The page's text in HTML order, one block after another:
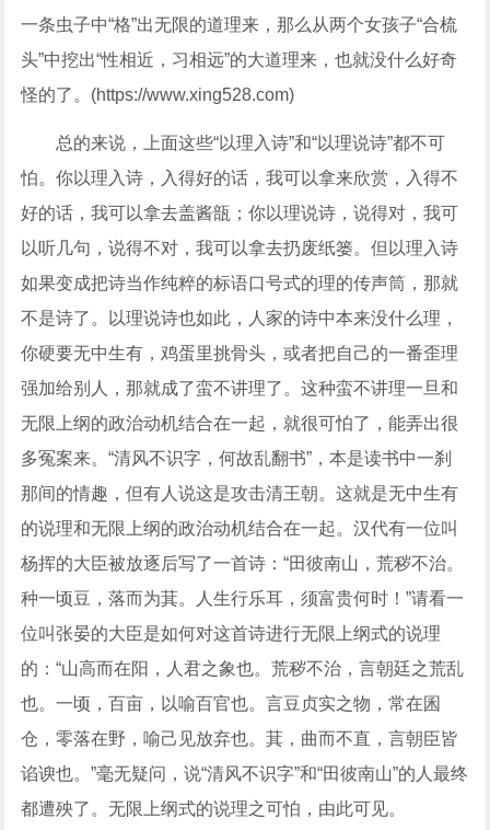
一条虫子中“格”出无限的道理来，那么从两个女孩子“合梳
头”中挖出“性相近，习相远”的大道理来，也就没什么好奇
怪的了。(https://www.xing528.com)
总的来说，上面这些“以理入诗”和“以理说诗”都不可
怕。你以理入诗，入得好的话，我可以拿来欣赏，入得不
好的话，我可以拿去盖酱瓿；你以理说诗，说得对，我可
以听几句，说得不对，我可以拿去扔废纸篓。但以理入诗
如果变成把诗当作纯粹的标语口号式的理的传声筒，那就
不是诗了。以理说诗也如此，人家的诗中本来没什么理，
你硬要无中生有，鸡蛋里挑骨头，或者把自己的一番歪理
强加给别人，那就成了蛮不讲理了。这种蛮不讲理一旦和
无限上纲的政治动机结合在一起，就很可怕了，能弄出很
多冤案来。“清风不识字，何故乱翻书”，本是读书中一刹
那间的情趣，但有人说这是攻击清王朝。这就是无中生有
的说理和无限上纲的政治动机结合在一起。汉代有一位叫
杨挥的大臣被放逐后写了一首诗：“田彼南山，荒秽不治。
种一顷豆，落而为萁。人生行乐耳，须富贵何时！”请看一
位叫张晏的大臣是如何对这首诗进行无限上纲式的说理
的：“山高而在阳，人君之象也。荒秽不治，言朝廷之荒乱
也。一顷，百亩，以喻百官也。言豆贞实之物，常在囷
仓，零落在野，喻己见放弃也。萁，曲而不直，言朝臣皆
谄谀也。”毫无疑问，说“清风不识字”和“田彼南山”的人最终
都遭殃了。无限上纲式的说理之可怕，由此可见。